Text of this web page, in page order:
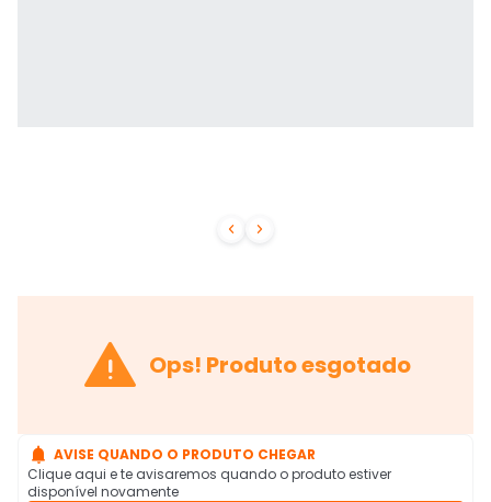
 
 Ops! Produto esgotado
 AVISE QUANDO O PRODUTO CHEGAR
Clique aqui e te avisaremos quando o produto estiver
disponível novamente